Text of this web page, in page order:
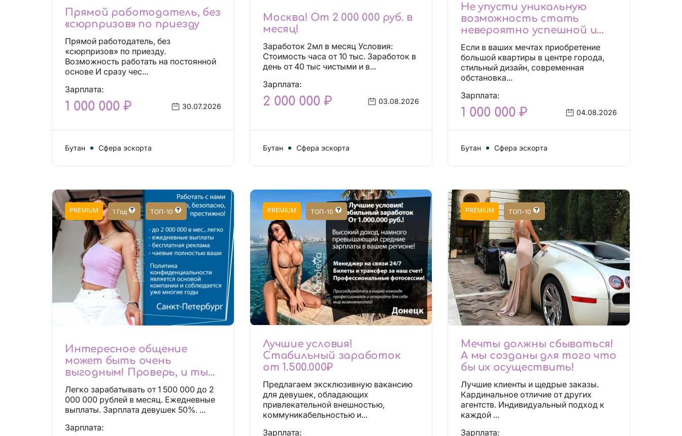
Прямой работодатель, без
«сюрпризов» по приезду
Прямой работодатель, без
«сюрпризов» по приезду.
Возможность работать на постоянной
основе И сразу чес...
Зарплата:
1 000 000 ₽ 30.07.2026
Бутан Сфера эскорта
Москва! От 2 000 000 руб. в
месяц!
Заработок 2мл в месяц Условия:
Стоимость часа от 10 тыс. Заработок в
день от 40 тыс чистыми и в...
Зарплата:
2 000 000 ₽ 03.08.2026
Бутан Сфера эскорта
Не упусти уникальную
возможность стать
невероятно успешной и
независимой!
Если в ваших мечтах приобретение
большой квартиры в центре города,
стильный дизайн, современная
обстановка...
Зарплата:
1 000 000 ₽ 04.08.2026
Бутан Сфера эскорта
PREMIUM 1 Год ТОП-10
Интересное общение
может быть очень
выгодным! Проверь, и ты
не пожалеешь! 2 000 000₽
Легко зарабатывать от 1 500 000 до 2
000 000 рублей в месяц. Ежедневные
выплаты. Зарплата девушек 50%. ...
Зарплата:
PREMIUM ТОП-10
Лучшие условия!
Стабильный заработок
от 1.500.000₽
Предлагаем эксклюзивную вакансию
для девушек, обладающих
привлекательной внешностью,
коммуникабельностью и...
Зарплата:
PREMIUM ТОП-10
Мечты должны сбываться!
А мы созданы для того что
бы их осуществить!
Лучшие клиенты и щедрые заказы.
Кардинальное отличие от других
агентств. Индивидуальный подход к
каждой ...
Зарплата: